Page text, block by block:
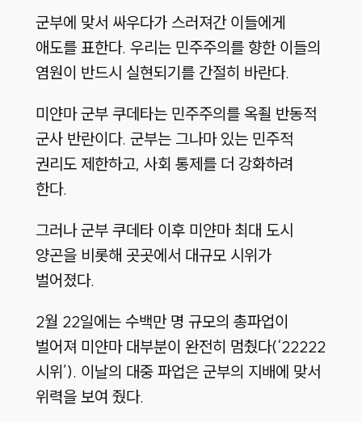
군부에 맞서 싸우다가 스러져간 이들에게
애도를 표한다. 우리는 민주주의를 향한 이들의
염원이 반드시 실현되기를 간절히 바란다.
미얀마 군부 쿠데타는 민주주의를 옥죌 반동적
군사 반란이다. 군부는 그나마 있는 민주적
권리도 제한하고, 사회 통제를 더 강화하려
한다.
그러나 군부 쿠데타 이후 미얀마 최대 도시
양곤을 비롯해 곳곳에서 대규모 시위가
벌어졌다.
2월 22일에는 수백만 명 규모의 총파업이
벌어져 미얀마 대부분이 완전히 멈췄다(‘22222
시위’). 이날의 대중 파업은 군부의 지배에 맞서
위력을 보여 줬다.